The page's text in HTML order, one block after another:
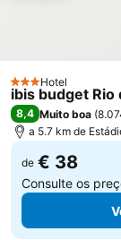
Palácio de Cristal
Central do Brasil
Bauernfest - Festa do
3 Estrelas
Hotel
ibis budget Rio
8,4 Muito boa (
a 5.7 km de
de € 38
Consulte os